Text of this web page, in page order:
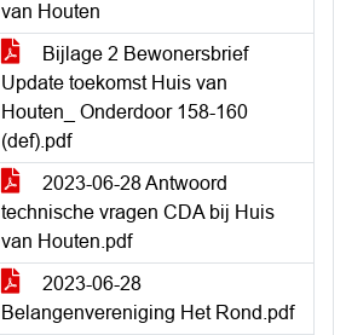
van Houten
Bijlage 2 Bewonersbrief
Update toekomst Huis van
Houten_ Onderdoor 158-160
(def).pdf
2023-06-28 Antwoord
technische vragen CDA bij Huis
van Houten.pdf
2023-06-28
Belangenvereniging Het Rond.pdf